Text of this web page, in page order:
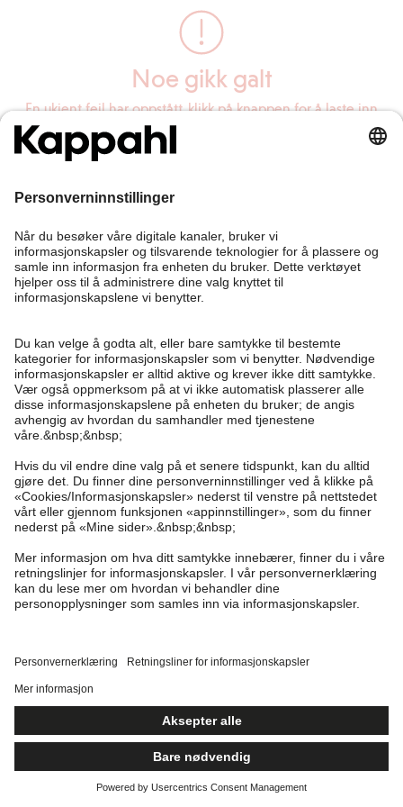
Noe gikk galt
En ukjent feil har oppstått, klikk på knappen for å laste inn
siden på nytt.